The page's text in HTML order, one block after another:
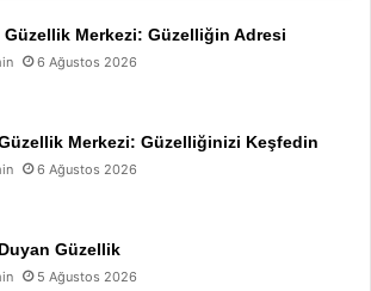
Güzellik Merkezi: Güzelliğin Adresi
6 Ağustos 2026
Merkezi: Güzelliğinizi Keşfedin
6 Ağustos 2026
Güzellik
5 Ağustos 2026